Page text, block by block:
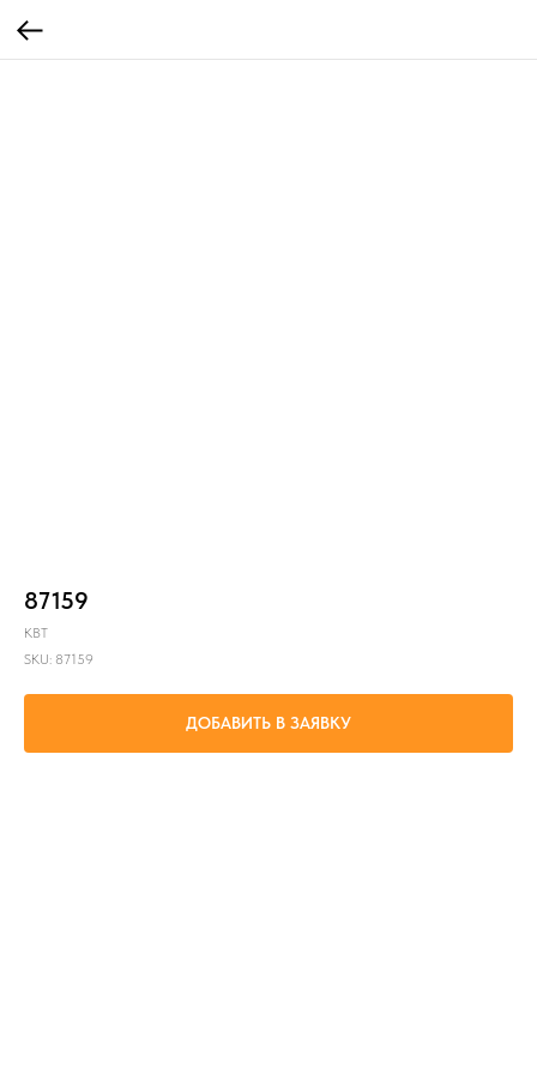
87159
КВТ
SKU: 87159
ДОБАВИТЬ В ЗАЯВКУ